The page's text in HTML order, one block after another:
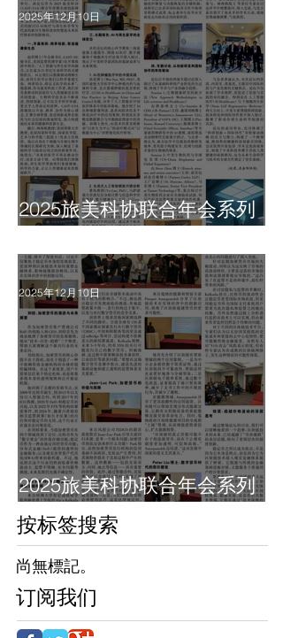
2025旅美科协联合年会系列
2025年12月10日
2025旅美科协联合年会系列
报道之三
2025年12月10日
按标签搜索
尚無標記。
订阅我们